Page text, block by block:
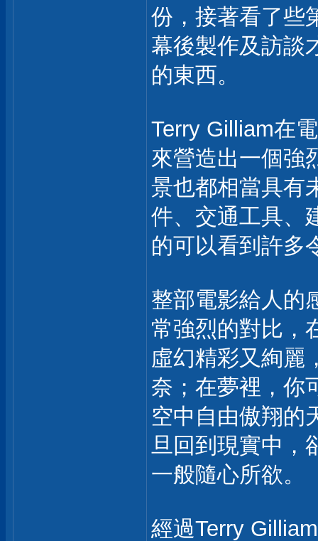
份，接著看了些
幕後製作及訪談
的東西。
Terry Gilliam在
來營造出一個強
景也都相當具有
件、交通工具、
的可以看到許多
整部電影給人的
常強烈的對比，
虛幻精彩又絢麗
奈；在夢裡，你
空中自由傲翔的
旦回到現實中，
一般隨心所欲。
經過Terry